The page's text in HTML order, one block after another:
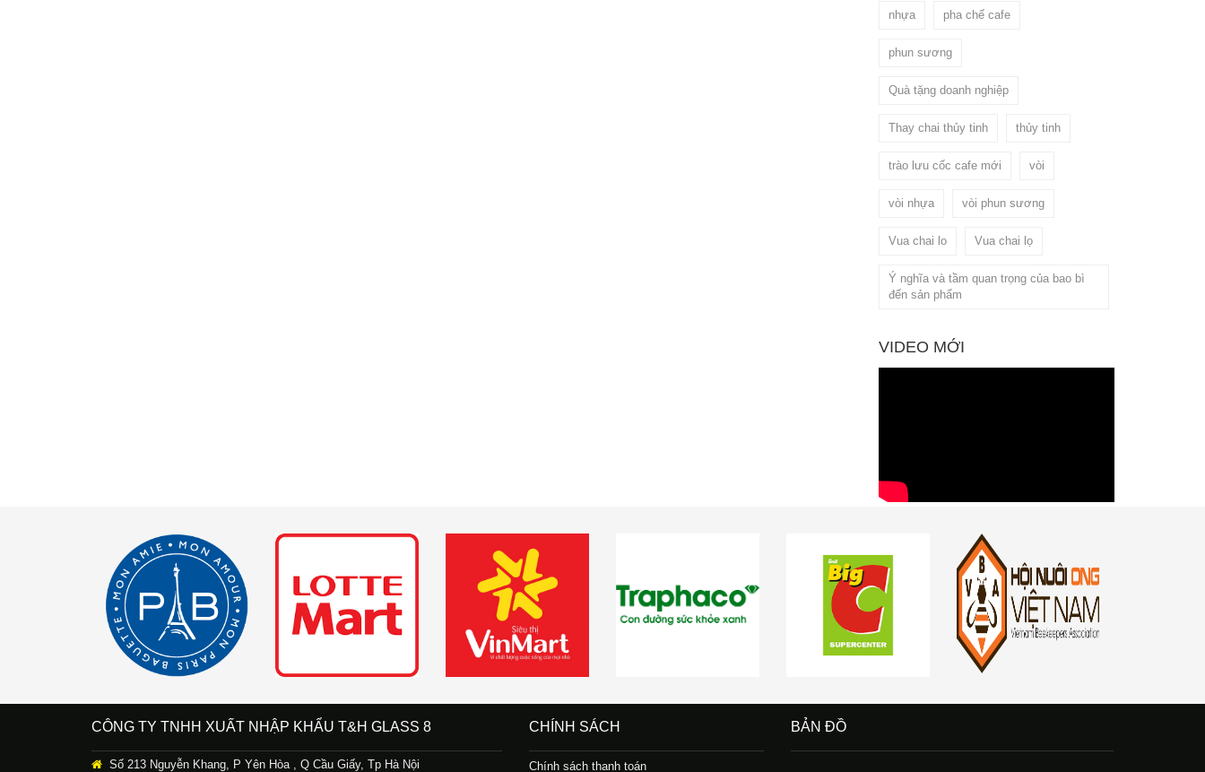
nhựa pha chế cafe
phun sương
Quà tặng doanh nghiệp
Thay chai thủy tinh thủy tinh
trào lưu cốc cafe mới vòi
vòi nhựa vòi phun sương
Vua chai lo Vua chai lọ
Ý nghĩa và tầm quan trọng của bao bì
đến sản phẩm
VIDEO MỚI
CÔNG TY TNHH XUẤT NHẬP KHẨU T&H GLASS 8
Số 213 Nguyễn Khang, P Yên Hòa , Q Cầu Giấy, Tp Hà Nội
CHÍNH SÁCH
Chính sách thanh toán
BẢN ĐỒ